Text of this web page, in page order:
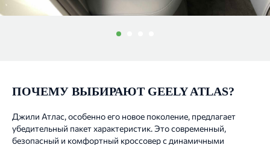
ПОЧЕМУ ВЫБИРАЮТ GEELY ATLAS?
Джили Атлас, особенно его новое поколение, предлагает
убедительный пакет характеристик. Это современный,
безопасный и комфортный кроссовер с динамичными